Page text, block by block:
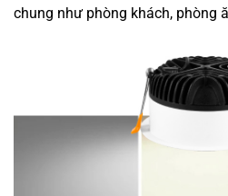
chung như phòng khách, phòng